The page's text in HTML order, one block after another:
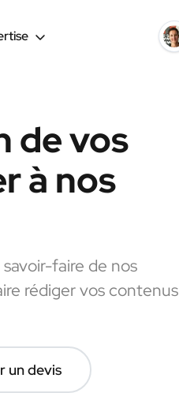
de vos
à nos
faire de nos
rédiger vos contenus
un devis